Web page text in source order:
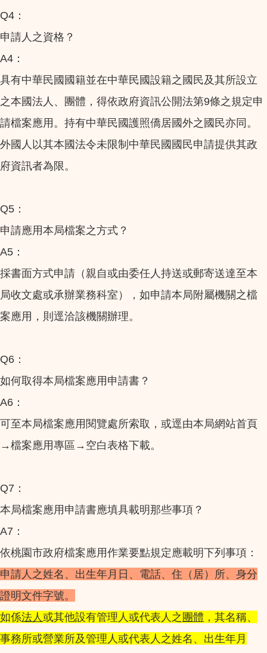
Q4：
申請人之資格？
A4：
具有中華民國國籍並在中華民國設籍之國民及其所設立
之本國法人、團體，得依政府資訊公開法第9條之規定申
請檔案應用。持有中華民國護照僑居國外之國民亦同。
外國人以其本國法令未限制中華民國國民申請提供其政
府資訊者為限。
Q5：
申請應用本局檔案之方式？
A5：
採書面方式申請（親自或由委任人持送或郵寄送達至本
局收文處或承辦業務科室），如申請本局附屬機關之檔
案應用，則逕洽該機關辦理。
Q6：
如何取得本局檔案應用申請書？
A6：
可至本局檔案應用閱覽處所索取，或逕由本局網站首頁
→檔案應用專區→空白表格下載。
Q7：
本局檔案應用申請書應填具載明那些事項？
A7：
依桃園市政府檔案應用作業要點規定應載明下列事項：
申請人之姓名、出生年月日、電話、住（居）所、身分
證明文件字號。
如係法人或其他設有管理人或代表人之 團體 ，其名稱、
事務所或營業所及管理人或代表人之姓名、出生年月